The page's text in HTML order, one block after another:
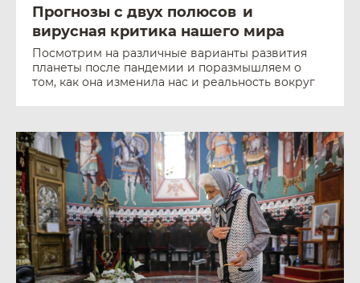
Прогнозы с двух полюсов и
вирусная критика нашего мира
Посмотрим на различные варианты развития
планеты после пандемии и поразмышляем о
том, как она изменила нас и реальность вокруг